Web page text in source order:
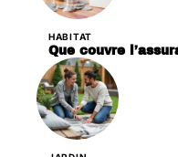
HABITAT
Que couvre